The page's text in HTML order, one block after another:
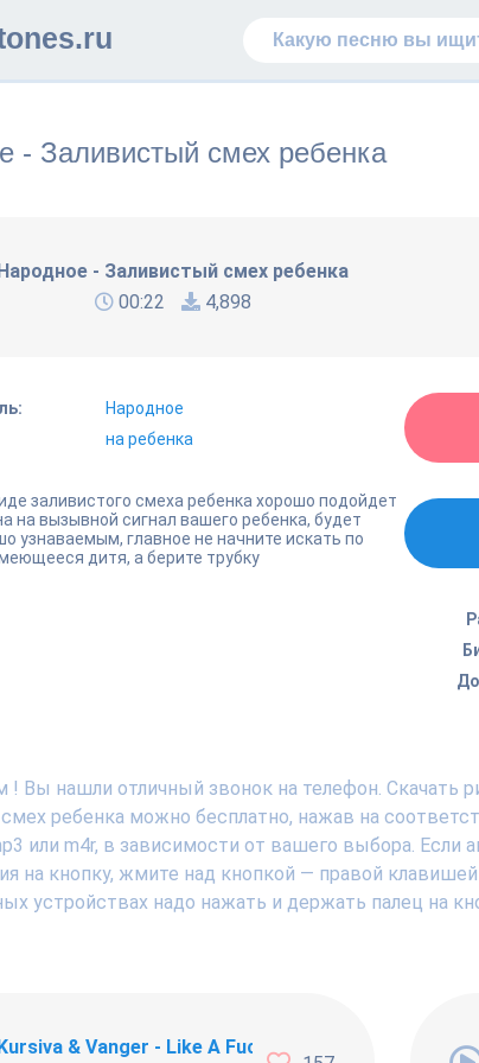
- Заливистый смех ребенка
- Заливистый смех ребенка
00:22
4,898
Народное
на ребенка
заливистого смеха ребенка хорошо подойдет
на вызывной сигнал вашего ребенка, будет
узнаваемым, главное не начните искать по
дитя, а берите трубку
! Вы нашли отличный звонок на телефон. Скачать
ребенка можно бесплатно, нажав на
или m4r, в зависимости от вашего выбора. Если
на кнопку, жмите над кнопкой — правой
устройствах надо нажать и держать палец на
& Vanger - Like A Fucking Newbie